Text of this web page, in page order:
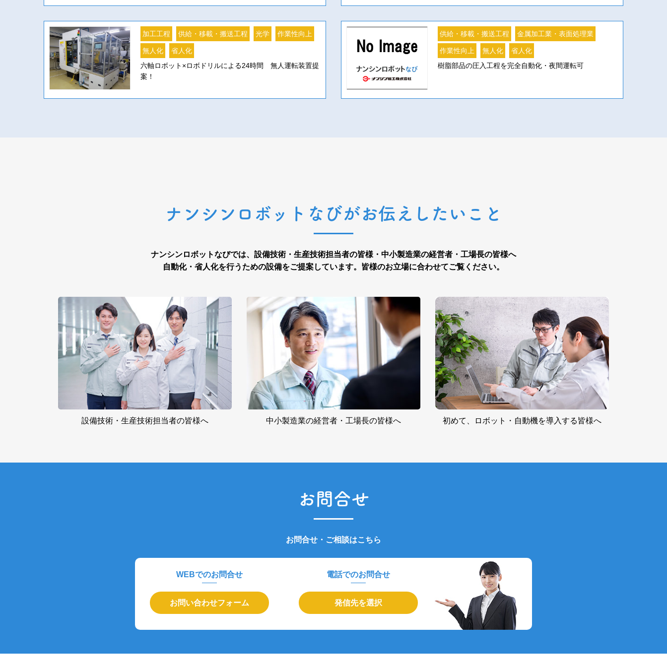
加工工程 供給・移載・搬送工程 光学 作業性向上
無人化
省人化
六軸ロボット×ロボドリルによる24時間 無人運転装置提
案！
供給・移載・搬送工程 金属加工業・表面処理業
作業性向上 無人化
省人化
樹脂部品の圧入工程を完全自動化・夜間運転可
ナンシンロボットなびがお伝えしたいこと
ナンシンロボットなびでは、設備技術・生産技術担当者の皆様・中小製造業の経営者・工場長の皆様へ
自動化・省人化を行うための設備をご提案しています。皆様のお立場に合わせてご覧ください。
設備技術・ 生産技術担当者の皆様へ 中小製造業の経営者・工場長の皆様へ 初めて、 ロボット・自動機を導入する皆様へ
お問合せ
お問合せ・ご相談はこちら
WEBでのお問合せ
お問い合わせフォーム
電話でのお問合せ
発信先を選択